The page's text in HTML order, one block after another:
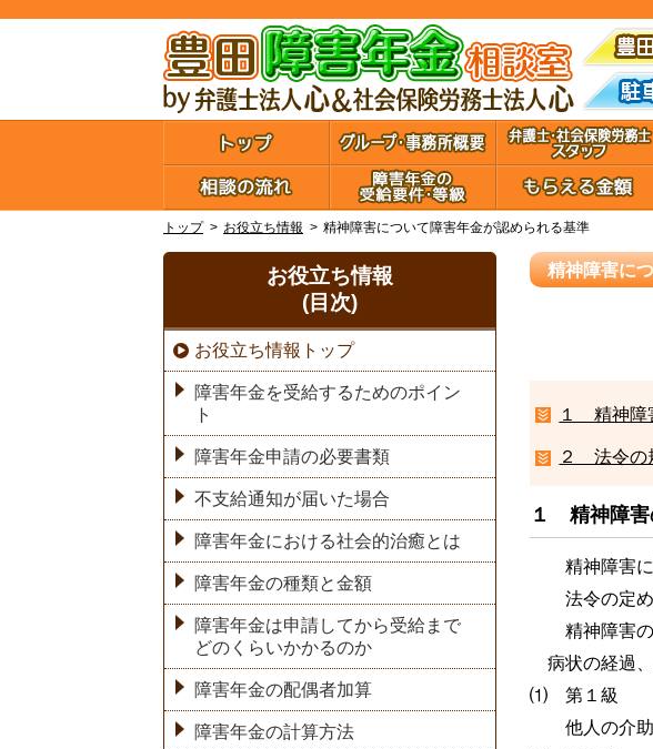
トップ お役立ち情報 精神障害について障害年金が認められる基準
精神障害に
１ 精神障
２ 法令の
１ 精神障害
精神障害に
法令の定め
精神障害の
病状の経過
⑴ 第１級
他人の介助
お役立ち情報
(目次)
お役立ち情報トップ
障害年金を受給するためのポイン
ト
障害年金申請の必要書類
不支給通知が届いた場合
障害年金における社会的治癒とは
障害年金の種類と金額
障害年金は申請してから受給まで
どのくらいかかるのか
障害年金の配偶者加算
障害年金の計算方法